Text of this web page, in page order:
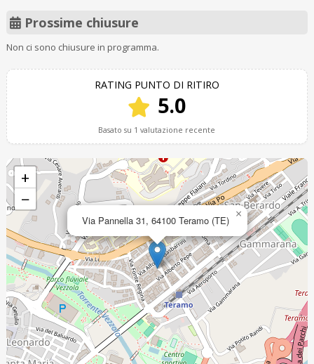
Prossime chiusure
Non ci sono chiusure in programma.
RATING PUNTO DI RITIRO
5.0
Basato su 1 valutazione recente
Via Pannella 31, 64100 Teramo (TE) ×
+
−